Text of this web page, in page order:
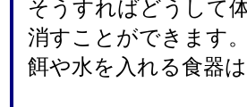
そうすればどうして
消すことができます。
餌や水を入れる食器